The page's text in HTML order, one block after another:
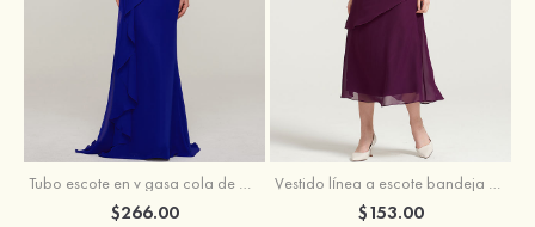
Tubo escote en v gasa cola de barrido vestido de madrina
$266.00
Vestido línea a escote bandeja gasa hasta la tibia vestido de madrina
$153.00